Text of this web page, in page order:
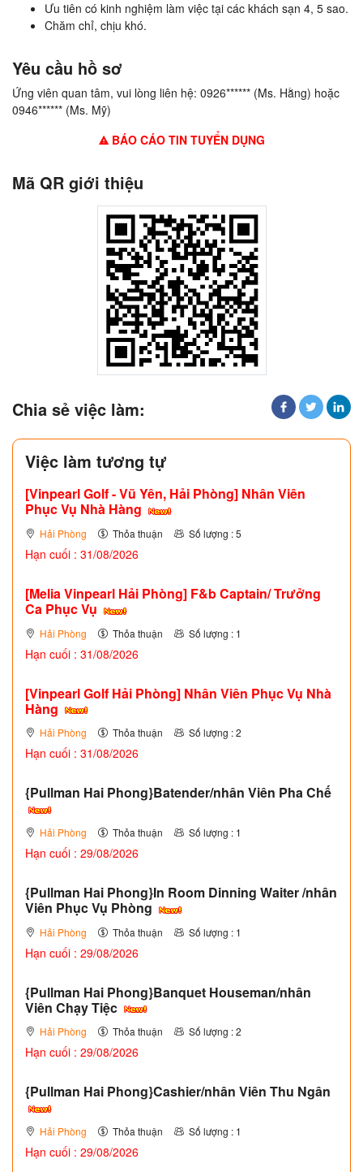
Ưu tiên có kinh nghiệm làm việc tại các khách sạn 4, 5 sao.
Chăm chỉ, chịu khó.
Yêu cầu hồ sơ
Ứng viên quan tâm, vui lòng liên hệ: 0926****** (Ms. Hằng) hoặc
0946****** (Ms. Mỹ)
BÁO CÁO TIN TUYỂN DỤNG
Mã QR giới thiệu
Chia sẻ việc làm:
Việc làm tương tự
[Vinpearl Golf - Vũ Yên, Hải Phòng] Nhân Viên
Phục Vụ Nhà Hàng
Hải Phòng Thỏa thuận Số lượng : 5
Hạn cuối : 31/08/2026
[Melia Vinpearl Hải Phòng] F&b Captain/ Trưởng
Ca Phục Vụ
Hải Phòng Thỏa thuận Số lượng : 1
Hạn cuối : 31/08/2026
[Vinpearl Golf Hải Phòng] Nhân Viên Phục Vụ Nhà
Hàng
Hải Phòng Thỏa thuận Số lượng : 2
Hạn cuối : 31/08/2026
{Pullman Hai Phong}Batender/nhân Viên Pha Chế
Hải Phòng Thỏa thuận Số lượng : 1
Hạn cuối : 29/08/2026
{Pullman Hai Phong}In Room Dinning Waiter /nhân
Viên Phục Vụ Phòng
Hải Phòng Thỏa thuận Số lượng : 1
Hạn cuối : 29/08/2026
{Pullman Hai Phong}Banquet Houseman/nhân
Viên Chạy Tiệc
Hải Phòng Thỏa thuận Số lượng : 2
Hạn cuối : 29/08/2026
{Pullman Hai Phong}Cashier/nhân Viên Thu Ngân
Hải Phòng Thỏa thuận Số lượng : 1
Hạn cuối : 29/08/2026